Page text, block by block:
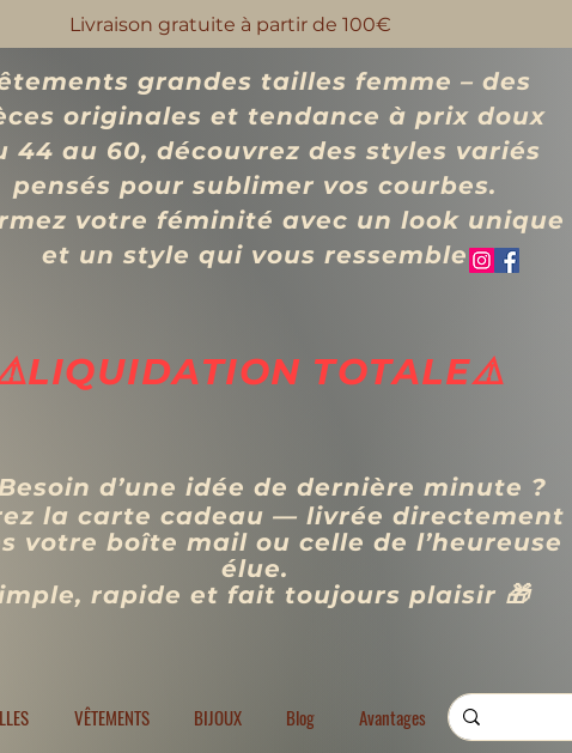
grandes tailles femme – des
originales et tendance à prix doux
44 au 60, découvrez des styles variés
pensés pour sublimer vos courbes.
votre féminité avec un look unique
et un style qui vous ressemble
TOTALE⚠️
d’une idée de dernière minute ?
la carte cadeau — livrée directement
votre boîte mail ou celle de l’heureuse
élue.
rapide et fait toujours plaisir 🎁
VÊTEMENTS BIJOUX Blog Avantages
Livraison gratuite à partir de 100€